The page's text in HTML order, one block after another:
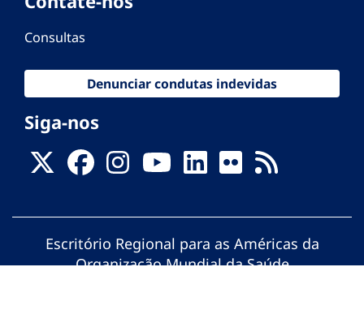
Consultas
Denunciar condutas indevidas
Siga-nos
Escritório Regional para as Américas da
Organização Mundial da Saúde